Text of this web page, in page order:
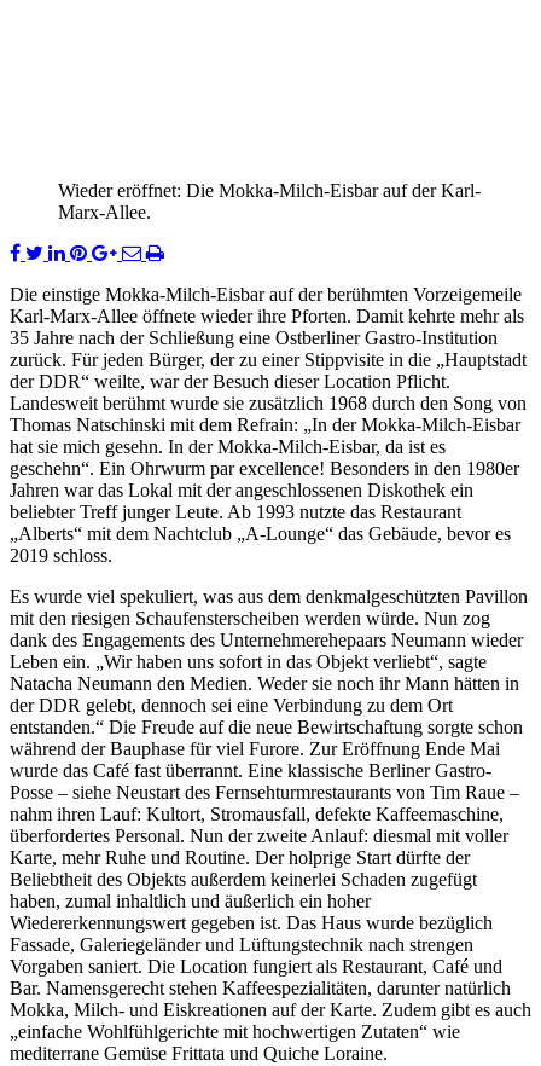
Wieder eröffnet: Die Mokka-Milch-Eisbar auf der Karl-
Marx-Allee.
Die einstige Mokka-Milch-Eisbar auf der berühmten Vorzeigemeile
Karl-Marx-Allee öffnete wieder ihre Pforten. Damit kehrte mehr als
35 Jahre nach der Schließung eine Ostberliner Gastro-Institution
zurück. Für jeden Bürger, der zu einer Stippvisite in die „Hauptstadt
der DDR“ weilte, war der Besuch dieser Location Pflicht.
Landesweit berühmt wurde sie zusätzlich 1968 durch den Song von
Thomas Natschinski mit dem Refrain: „In der Mokka-Milch-Eisbar
hat sie mich gesehn. In der Mokka-Milch-Eisbar, da ist es
geschehn“. Ein Ohrwurm par excellence! Besonders in den 1980er
Jahren war das Lokal mit der angeschlossenen Diskothek ein
beliebter Treff junger Leute. Ab 1993 nutzte das Restaurant
„Alberts“ mit dem Nachtclub „A-Lounge“ das Gebäude, bevor es
2019 schloss.
Es wurde viel spekuliert, was aus dem denkmalgeschützten Pavillon
mit den riesigen Schaufensterscheiben werden würde. Nun zog
dank des Engagements des Unternehmerehepaars Neumann wieder
Leben ein. „Wir haben uns sofort in das Objekt verliebt“, sagte
Natacha Neumann den Medien. Weder sie noch ihr Mann hätten in
der DDR gelebt, dennoch sei eine Verbindung zu dem Ort
entstanden.“ Die Freude auf die neue Bewirtschaftung sorgte schon
während der Bauphase für viel Furore. Zur Eröffnung Ende Mai
wurde das Café fast überrannt. Eine klassische Berliner Gastro-
Posse – siehe Neustart des Fernsehturmrestaurants von Tim Raue –
nahm ihren Lauf: Kultort, Stromausfall, defekte Kaffeemaschine,
überfordertes Personal. Nun der zweite Anlauf: diesmal mit voller
Karte, mehr Ruhe und Routine. Der holprige Start dürfte der
Beliebtheit des Objekts außerdem keinerlei Schaden zugefügt
haben, zumal inhaltlich und äußerlich ein hoher
Wiedererkennungswert gegeben ist. Das Haus wurde bezüglich
Fassade, Galeriegeländer und Lüftungstechnik nach strengen
Vorgaben saniert. Die Location fungiert als Restaurant, Café und
Bar. Namensgerecht stehen Kaffeespezialitäten, darunter natürlich
Mokka, Milch- und Eiskreationen auf der Karte. Zudem gibt es auch
„einfache Wohlfühlgerichte mit hochwertigen Zutaten“ wie
mediterrane Gemüse Frittata und Quiche Loraine.